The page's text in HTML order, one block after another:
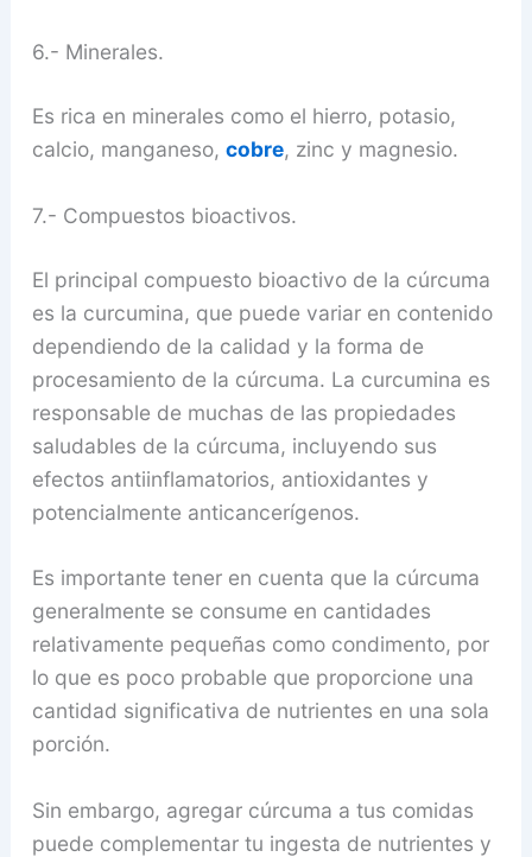
6.- Minerales.
Es rica en minerales como el hierro, potasio,
calcio, manganeso, cobre, zinc y magnesio.
7.- Compuestos bioactivos.
El principal compuesto bioactivo de la cúrcuma
es la curcumina, que puede variar en contenido
dependiendo de la calidad y la forma de
procesamiento de la cúrcuma. La curcumina es
responsable de muchas de las propiedades
saludables de la cúrcuma, incluyendo sus
efectos antiinflamatorios, antioxidantes y
potencialmente anticancerígenos.
Es importante tener en cuenta que la cúrcuma
generalmente se consume en cantidades
relativamente pequeñas como condimento, por
lo que es poco probable que proporcione una
cantidad significativa de nutrientes en una sola
porción.
Sin embargo, agregar cúrcuma a tus comidas
puede complementar tu ingesta de nutrientes y